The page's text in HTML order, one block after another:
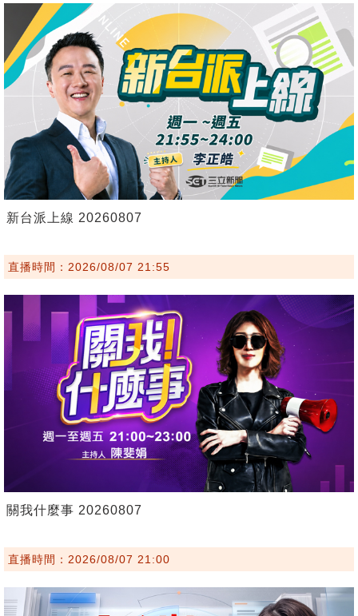
新台派上線 20260807
直播時間：2026/08/07 21:55
關我什麼事 20260807
直播時間：2026/08/07 21:00